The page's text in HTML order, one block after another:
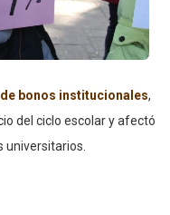
bonos institucionales,
del ciclo escolar y afectó
universitarios.